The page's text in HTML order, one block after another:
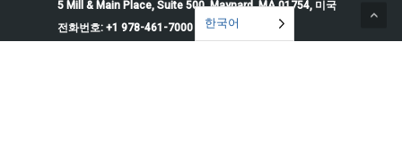
5 Mill & Main Place, Suite 500. Maynard, MA 01754, 미국
전화번호: +1 978-461-7000
한국어